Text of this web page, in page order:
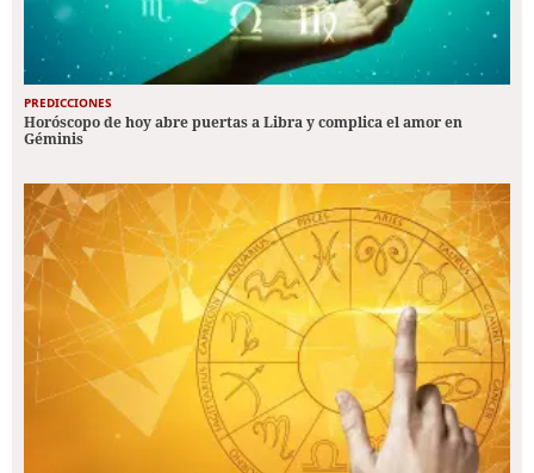
PREDICCIONES
Horóscopo de hoy abre puertas a Libra y complica el amor en
Géminis